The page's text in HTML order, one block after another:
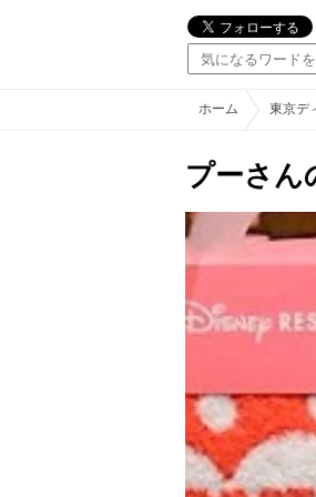
ホーム 東京デ
プーさん